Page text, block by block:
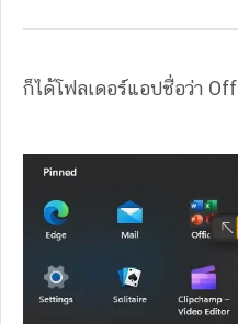
ก็ได้โฟลเดอร์แอปชื่อว่า